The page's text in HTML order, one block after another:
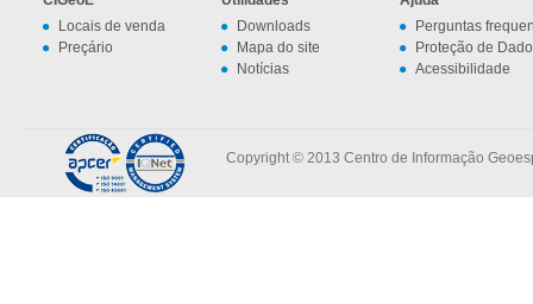
Locais de venda
Preçário
Downloads
Mapa do site
Notícias
Perguntas
Proteção de
Acessibilidade
Copyright © 2013 Centro de Informação